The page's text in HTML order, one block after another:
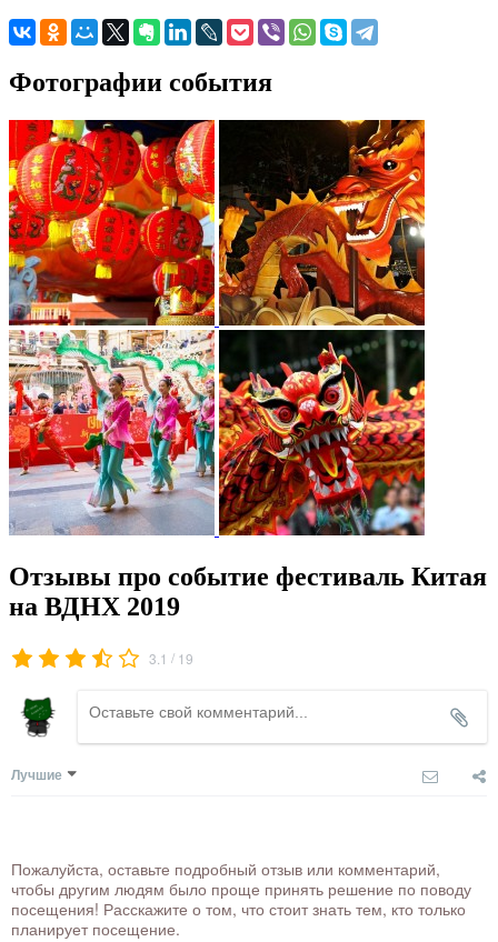
Фотографии события
Отзывы про событие фестиваль Китая
на ВДНХ 2019
3.1 / 19
Лучшие
Пожалуйста, оставьте подробный отзыв или комментарий,
чтобы другим людям было проще принять решение по поводу
посещения! Расскажите о том, что стоит знать тем, кто только
планирует посещение.